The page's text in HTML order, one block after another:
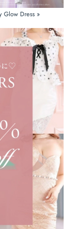
Glow Dress »